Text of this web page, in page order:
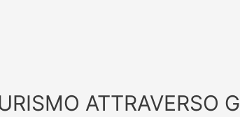
ATTRAVERSO